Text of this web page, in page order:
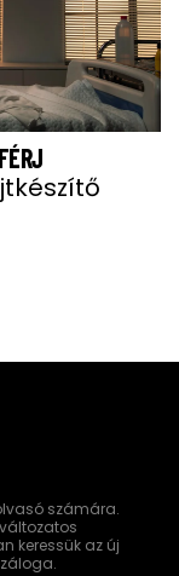
számára.
keressük az új